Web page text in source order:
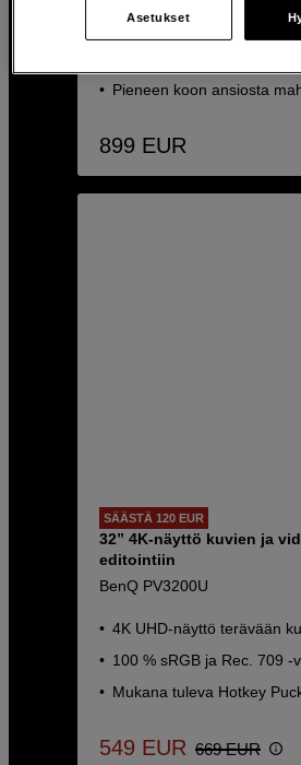
1000 MB/s kirjoitusnopeus
Pieneen koon ansiosta
899 EUR
SÄÄSTÄ 120 EUR
32” 4K-näyttö kuvien ja
editointiin
BenQ PV3200U
4K UHD-näyttö terävään
100 % sRGB ja Rec. 709 -
Mukana tuleva Hotkey
549 EUR 669 EUR
Asetukset